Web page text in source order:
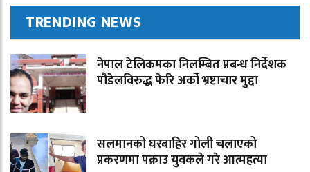
TRENDING NEWS
नेपाल टेलिकमका निलम्बित प्रबन्ध निर्देशक
पौडेलविरुद्ध फेरि अर्को भ्रष्टाचार मुद्दा
सलमानको घरबाहिर गोली चलाएको
प्रकरणमा पक्राउ युवकले गरे आत्महत्या